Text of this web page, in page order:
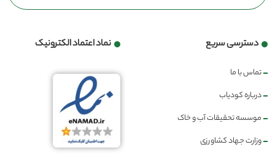
دسترسی سریع
تماس با ما
درباره کودیاب
موسسه تحقیقات آب و خاک
وزارت جهاد کشاورزی
نماد اعتماد الکترونیک